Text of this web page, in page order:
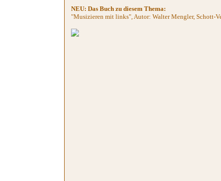
NEU: Das Buch zu diesem Thema:
"Musizieren mit links", Autor: Walter Mengler, Schott-